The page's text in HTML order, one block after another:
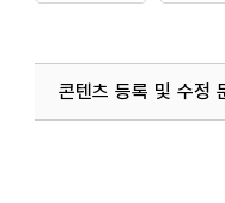
콘텐츠 등록 및 수정